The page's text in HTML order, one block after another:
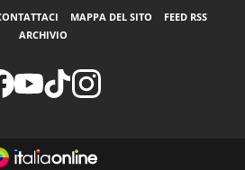
MAPPA DEL SITO
FEED RSS
ARCHIVIO